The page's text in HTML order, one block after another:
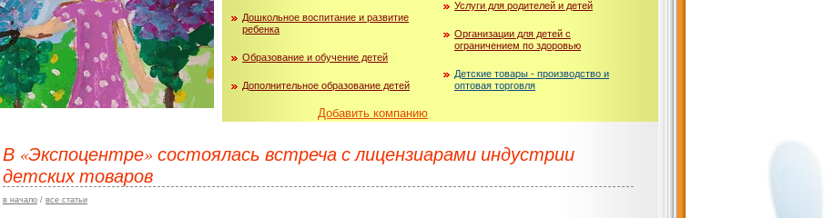
Дошкольное воспитание и развитие
ребенка
Образование и обучение детей
Дополнительное образование детей
Услуги для родителей и детей
Организации для детей с
ограничением по здоровью
Детские товары - производство и
оптовая торговля
Добавить компанию
В «Экспоцентре» состоялась встреча с лицензиарами индустрии
детских товаров
в начало / все статьи